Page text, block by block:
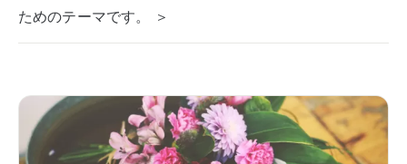
ためのテーマです。 ＞